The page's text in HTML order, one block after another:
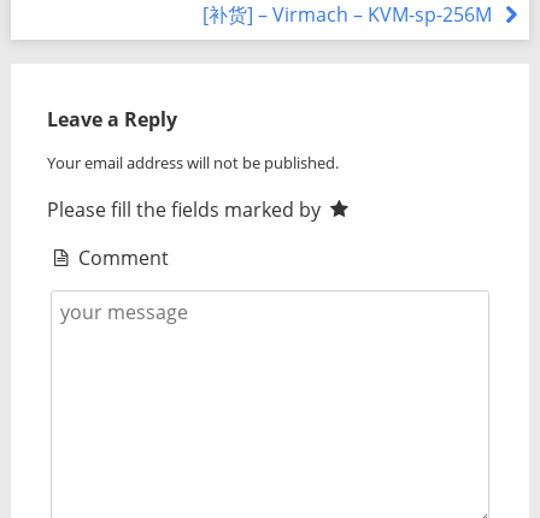
[补货] – Virmach – KVM-sp-256M
Leave a Reply
Your email address will not be published.
Please fill the fields marked by
Comment